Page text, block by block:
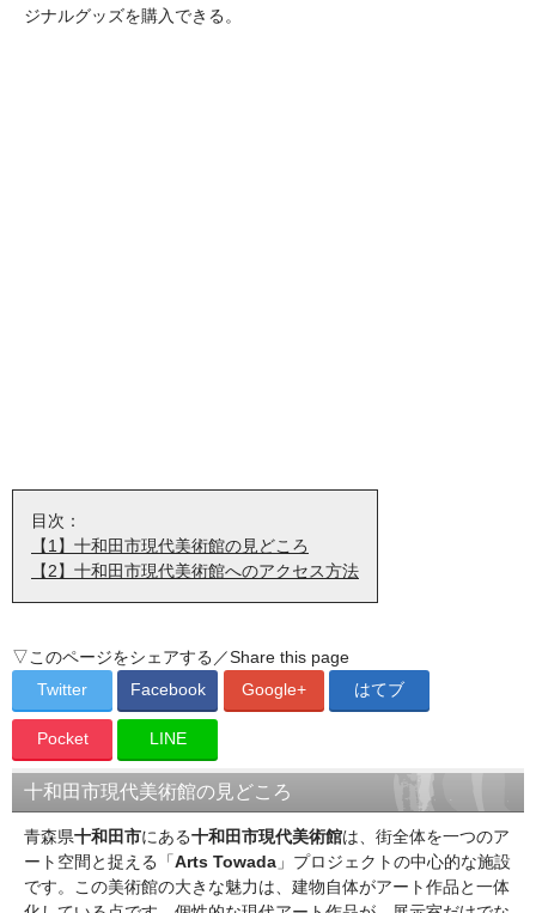
ジナルグッズを購入できる。
【1】十和田市現代美術館の見どころ
【2】十和田市現代美術館へのアクセス方法
▽このページをシェアする／Share this page
Twitter
Facebook Google+ はてブ
Pocket LINE
十和田市現代美術館の見どころ
青森県十和田市にある十和田市現代美術館は、街全体を一つのア
ート空間と捉える「Arts Towada 」プロジェクトの中心的な施設
です。この美術館の大きな魅力は、建物自体がアート作品と一体